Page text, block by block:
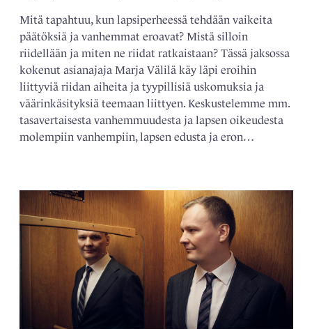
Mitä tapahtuu, kun lapsiperheessä tehdään vaikeita
päätöksiä ja vanhemmat eroavat? Mistä silloin
riidellään ja miten ne riidat ratkaistaan? Tässä jaksossa
kokenut asianajaja Marja Välilä käy läpi eroihin
liittyviä riidan aiheita ja tyypillisiä uskomuksia ja
väärinkäsityksiä teemaan liittyen. Keskustelemme mm.
tasavertaisesta vanhemmuudesta ja lapsen oikeudesta
molempiin vanhempiin, lapsen edusta ja eron…